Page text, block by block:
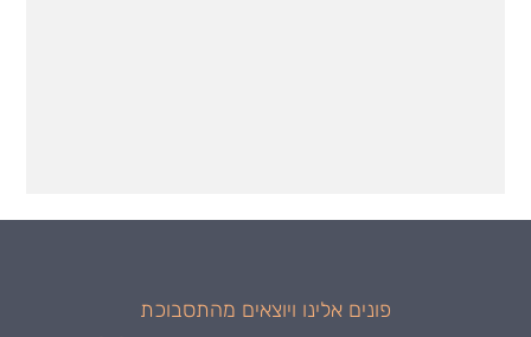
פונים אלינו ויוצאים מהתסבוכת